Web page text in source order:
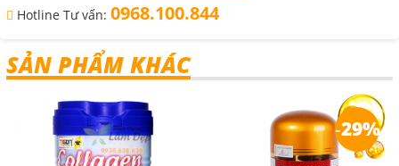
Hotline Tư vấn: 0968.100.844
SẢN PHẨM KHÁC
-29%